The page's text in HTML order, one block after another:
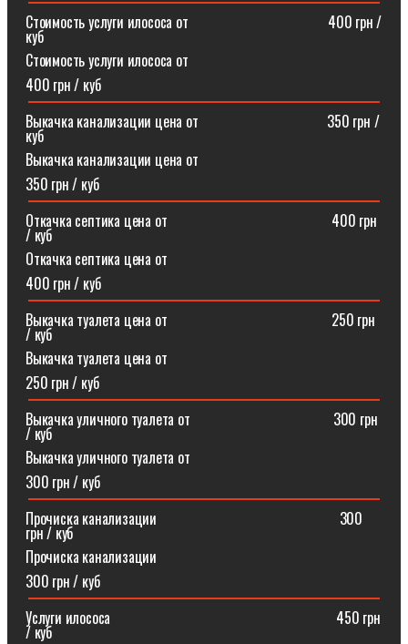
Стоимость услуги илососа от⠀⠀⠀⠀⠀⠀⠀⠀⠀⠀⠀⠀⠀400 грн /
куб
Стоимость услуги илососа от
400 грн / куб
Выкачка канализации цена от⠀⠀⠀⠀⠀⠀⠀⠀⠀⠀⠀⠀350 грн /
куб
Выкачка канализации цена от
350 грн / куб
Откачка септика цена от ⠀⠀⠀⠀⠀⠀⠀⠀⠀⠀⠀⠀⠀⠀⠀400 грн
/ куб
Откачка септика цена от
400 грн / куб
Выкачка туалета цена от ⠀⠀⠀⠀⠀⠀⠀⠀⠀⠀⠀⠀⠀⠀⠀250 грн
/ куб
Выкачка туалета цена от
250 грн / куб
Выкачка уличного туалета от ⠀⠀⠀⠀⠀⠀⠀⠀⠀⠀⠀⠀⠀300 грн
/ куб
Выкачка уличного туалета от
300 грн / куб
Прочиска канализации⠀⠀⠀⠀⠀⠀⠀⠀⠀⠀⠀⠀⠀⠀⠀⠀⠀300
грн / куб
Прочиска канализации
300 грн / куб
Услуги илососа⠀⠀⠀⠀⠀⠀⠀⠀⠀⠀⠀⠀⠀⠀⠀⠀⠀⠀⠀⠀⠀450 грн
/ куб